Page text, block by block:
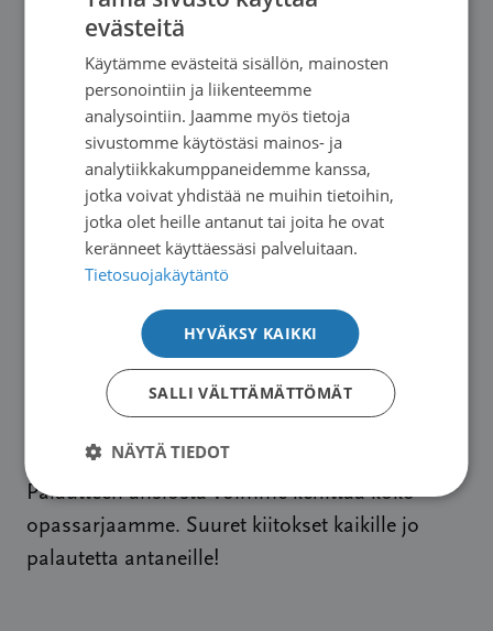
Potilasoppaamme on luettavissa ja tilattavissa
verkkosivuiltamme. Paperisen oppaan voi tilata
seuraavilla lomakkeilla:
Tilauslomake yksityishenkilöille
Tilauslomake yhteisöille
Tilauslomake syöpäyhdistyksille
Otamme palautetta vastaan
Potilasoppaistamme voi antaa palautetta
opaskohtaisestitämän lomakkeenkautta.
Palautteen ansiosta voimme kehittää koko
opassarjaamme. Suuret kiitokset kaikille jo
palautetta antaneille!
SWEDISH
evästeitä
Käytämme evästeitä sisällön, mainosten
personointiin ja liikenteemme
analysointiin. Jaamme myös tietoja
sivustomme käytöstäsi mainos- ja
analytiikkakumppaneidemme kanssa,
jotka voivat yhdistää ne muihin tietoihin,
jotka olet heille antanut tai joita he ovat
keränneet käyttäessäsi palveluitaan.
Tietosuojakäytäntö
HYVÄKSY KAIKKI
SALLI VÄLTTÄMÄTTÖMÄT
NÄYTÄ TIEDOT